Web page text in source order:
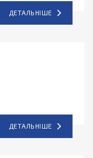
ДЕТАЛЬНІШЕ
ДЕТАЛЬНІШЕ